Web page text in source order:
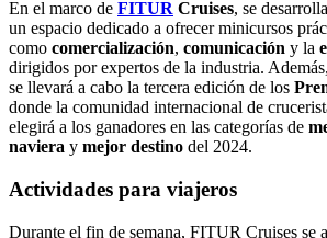
En el marco de FITUR Cruises, se
un espacio dedicado a ofrecer minicursos
como comercialización, comunicación y la
dirigidos por expertos de la industria.
se llevará a cabo la tercera edición de los
donde la comunidad internacional de
elegirá a los ganadores en las categorías de
naviera y mejor destino del 2024.
Actividades para viajeros
Durante el fin de semana, FITUR Cruises se